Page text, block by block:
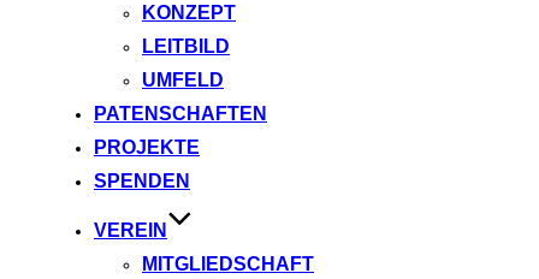
KONZEPT
LEITBILD
UMFELD
PATENSCHAFTEN
PROJEKTE
SPENDEN
VEREIN
MITGLIEDSCHAFT